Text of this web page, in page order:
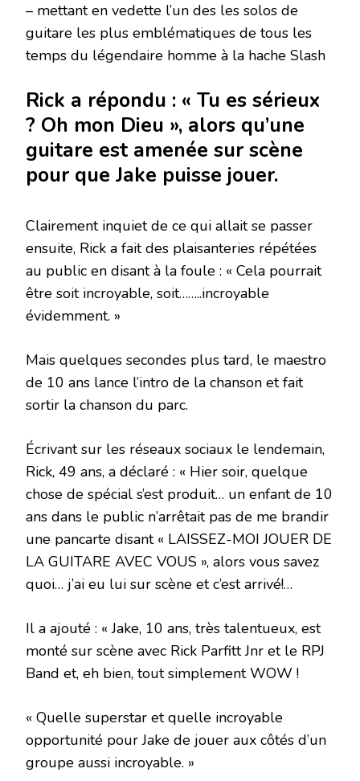
– mettant en vedette l’un des les solos de
guitare les plus emblématiques de tous les
temps du légendaire homme à la hache Slash
Rick a répondu : « Tu es sérieux
? Oh mon Dieu », alors qu’une
guitare est amenée sur scène
pour que Jake puisse jouer.
Clairement inquiet de ce qui allait se passer
ensuite, Rick a fait des plaisanteries répétées
au public en disant à la foule : « Cela pourrait
être soit incroyable, soit……..incroyable
évidemment. »
Mais quelques secondes plus tard, le maestro
de 10 ans lance l’intro de la chanson et fait
sortir la chanson du parc.
Écrivant sur les réseaux sociaux le lendemain,
Rick, 49 ans, a déclaré : « Hier soir, quelque
chose de spécial s’est produit… un enfant de 10
ans dans le public n’arrêtait pas de me brandir
une pancarte disant « LAISSEZ-MOI JOUER DE
LA GUITARE AVEC VOUS », alors vous savez
quoi… j’ai eu lui sur scène et c’est arrivé!…
Il a ajouté : « Jake, 10 ans, très talentueux, est
monté sur scène avec Rick Parfitt Jnr et le RPJ
Band et, eh bien, tout simplement WOW !
« Quelle superstar et quelle incroyable
opportunité pour Jake de jouer aux côtés d’un
groupe aussi incroyable. »